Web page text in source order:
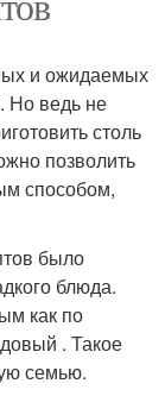
и ожидаемых
Но ведь не
столь
позволить
способом,
было
блюда.
как по
. Такое
семью.